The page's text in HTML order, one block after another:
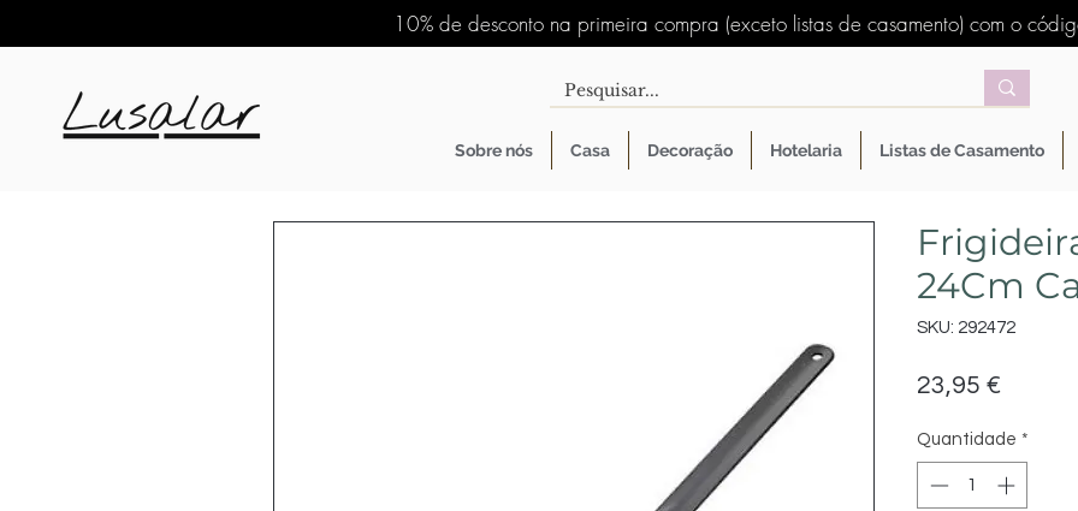
10% de desconto na primeira compra (exceto listas de casamento) com o
24Cm
SKU: 292472
23,95 €
Quantidade *
Sobre nós Casa Decoração Hotelaria Listas de Casamento